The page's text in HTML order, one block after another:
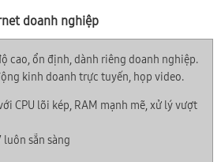
doanh nghiệp
cao, ổn định, dành riêng doanh nghiệp.
kinh doanh trực tuyến, họp video.
CPU lõi kép, RAM mạnh mẽ, xử lý vượt
sẵn sàng